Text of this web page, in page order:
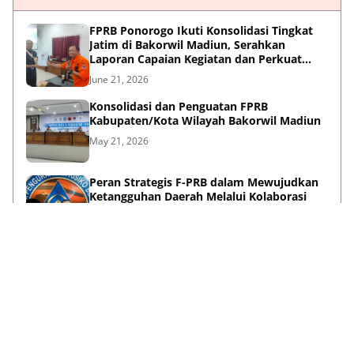
FPRB Ponorogo Ikuti Konsolidasi Tingkat
Jatim di Bakorwil Madiun, Serahkan
Laporan Capaian Kegiatan dan Perkuat
Sinergi Pentahelix
June 21, 2026
Konsolidasi dan Penguatan FPRB
Kabupaten/Kota Wilayah Bakorwil Madiun
May 21, 2026
Peran Strategis F-PRB dalam Mewujudkan
Ketangguhan Daerah Melalui Kolaborasi